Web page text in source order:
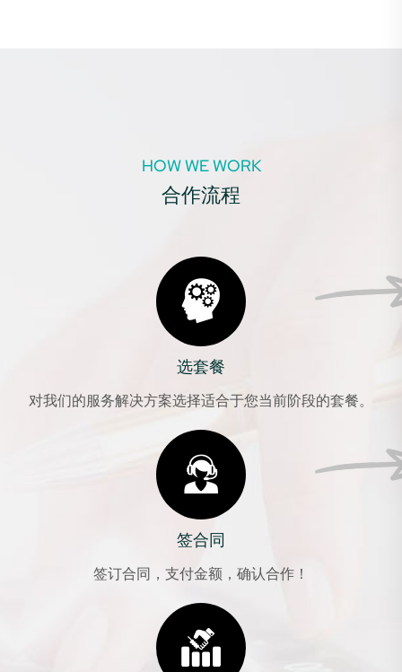
HOW WE WORK
合作流程
选套餐
对我们的服务解决方案选择适合于您当前阶段的套餐。
签合同
签订合同，支付金额，确认合作！